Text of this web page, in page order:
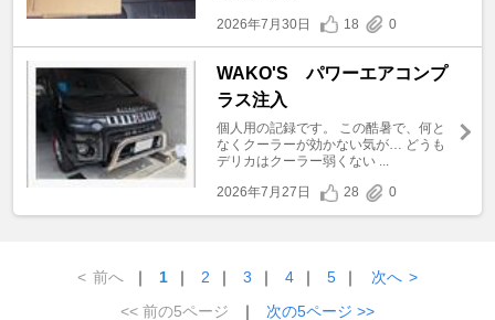
2026年7月30日
18 0
WAKO'S パワーエアコンプ
ラス注入
個人用の記録です。 この酷暑で、何と
なくクーラーが効かない気が… どうも
デリカはクーラー弱くない ...
2026年7月27日
28 0
< 前へ ｜ 1 ｜ 2 ｜ 3 ｜ 4 ｜ 5 ｜ 次へ >
<< 前の5ページ
｜ 次の5ページ >>